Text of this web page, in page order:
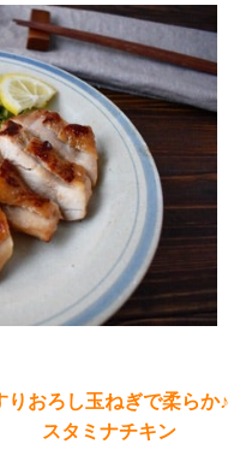
りおろし玉ねぎで柔らか♪
スタミナチキン